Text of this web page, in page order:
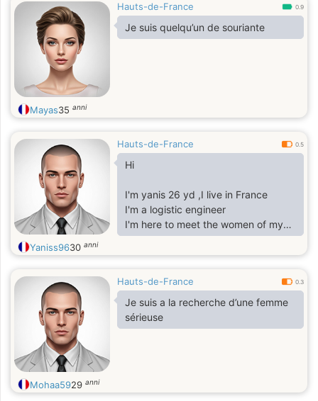
Hauts-de-France 0.9
Je suis quelqu’un de souriante
Mayas35 anni
Hauts-de-France 0.5
Hi
I'm yanis 26 yd ,I live in France
I'm a logistic engineer
I'm here to meet the women of my
life inshallah
Yaniss9630 anni
Hauts-de-France 0.3
Je suis a la recherche d’une femme
sérieuse
Mohaa5929 anni